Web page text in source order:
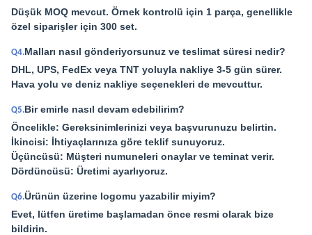
Düşük MOQ mevcut. Örnek kontrolü için 1 parça, genellikle
özel siparişler için 300 set.
Q4.Malları nasıl gönderiyorsunuz ve teslimat süresi nedir?
DHL, UPS, FedEx veya TNT yoluyla nakliye 3-5 gün sürer.
Hava yolu ve deniz nakliye seçenekleri de mevcuttur.
Q5.Bir emirle nasıl devam edebilirim?
Öncelikle: Gereksinimlerinizi veya başvurunuzu belirtin.
İkincisi: İhtiyaçlarınıza göre teklif sunuyoruz.
Üçüncüsü: Müşteri numuneleri onaylar ve teminat verir.
Dördüncüsü: Üretimi ayarlıyoruz.
Q6.Ürünün üzerine logomu yazabilir miyim?
Evet, lütfen üretime başlamadan önce resmi olarak bize
bildirin.